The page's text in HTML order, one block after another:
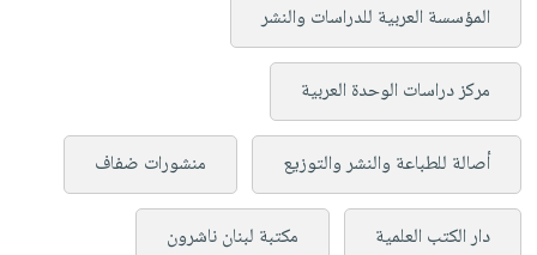
المؤسسة العربية للدراسات والنشر
مركز دراسات الوحدة العربية
أصالة للطباعة والنشر والتوزيع منشورات ضفاف
دار الكتب العلمية مكتبة لبنان ناشرون